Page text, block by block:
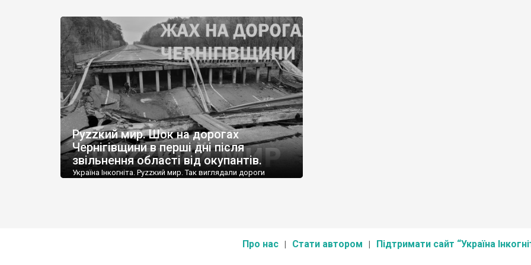
Руzzкий мир. Шок на дорогах
Чернігівщини в перші дні після
звільнення області від окупантів.
Україна Інкогніта. Руzzкий мир. Так виглядали дороги
Про нас Стати автором Підтримати сайт “Україна